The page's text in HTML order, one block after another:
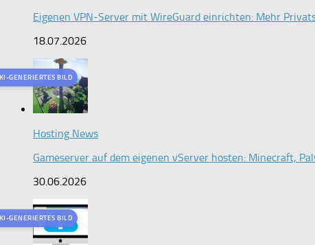
Eigenen VPN-Server mit WireGuard einrichten: Mehr
18.07.2026
GENERIERTES BILD
Hosting News
Gameserver auf dem eigenen vServer hosten: Minecraft,
30.06.2026
GENERIERTES BILD